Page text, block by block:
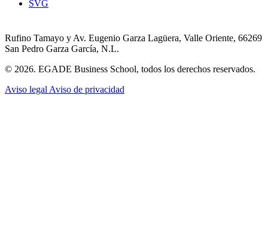
SVG
Rufino Tamayo y Av. Eugenio Garza Lagüera, Valle Oriente, 66269
San Pedro Garza García, N.L.
© 2026. EGADE Business School, todos los derechos reservados.
Aviso legal Aviso de privacidad